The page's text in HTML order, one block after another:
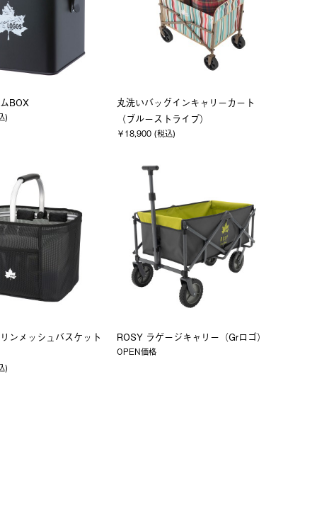
BOX
)
丸洗いバッグインキャリーカート
（ブルーストライプ）
￥18,900 (税込)
ンメッシュバスケット
)
ROSY ラゲージキャリー（Grロゴ）
OPEN価格